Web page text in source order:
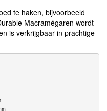
te haken, bijvoorbeeld
Macramégaren wordt
is verkrijgbaar in prachtige
* Advies naalddikte 4 - 5 mm